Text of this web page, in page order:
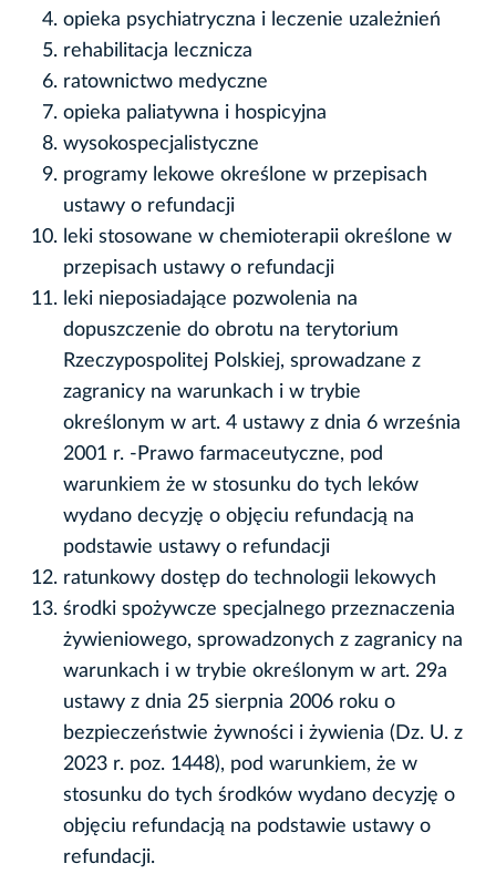
opieka psychiatryczna i leczenie uzależnień
rehabilitacja lecznicza
ratownictwo medyczne
opieka paliatywna i hospicyjna
wysokospecjalistyczne
programy lekowe określone w przepisach
ustawy o refundacji
leki stosowane w chemioterapii określone w
przepisach ustawy o refundacji
leki nieposiadające pozwolenia na
dopuszczenie do obrotu na terytorium
Rzeczypospolitej Polskiej, sprowadzane z
zagranicy na warunkach i w trybie
określonym w art. 4 ustawy z dnia 6 września
2001 r. -Prawo farmaceutyczne, pod
warunkiem że w stosunku do tych leków
wydano decyzję o objęciu refundacją na
podstawie ustawy o refundacji
ratunkowy dostęp do technologii lekowych
środki spożywcze specjalnego przeznaczenia
żywieniowego, sprowadzonych z zagranicy na
warunkach i w trybie określonym w art. 29a
ustawy z dnia 25 sierpnia 2006 roku o
bezpieczeństwie żywności i żywienia (Dz. U. z
2023 r. poz. 1448), pod warunkiem, że w
stosunku do tych środków wydano decyzję o
objęciu refundacją na podstawie ustawy o
refundacji.